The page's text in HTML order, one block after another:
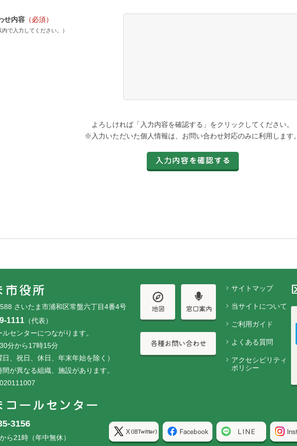
せ内容 （必須）
内で入力してください。）
よろしければ「入力内容を確認する」をクリックしてください。
※入力いただいた個人情報は、お問い合わせ対応のみに利用します。
さいたま市浦和区常盤六丁目4番4号
1111 （代表）
センターにつながります。
分から17時15分
日、祝日、休日、年末年始を除く）
が異なる組織、施設があります。
3156
ら21時（年中無休）
サイトマップ
当サイトについて
ご利用ガイド
よくある質問
アクセシビリティ
ポリシー